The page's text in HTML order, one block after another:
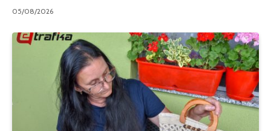
05/08/2026